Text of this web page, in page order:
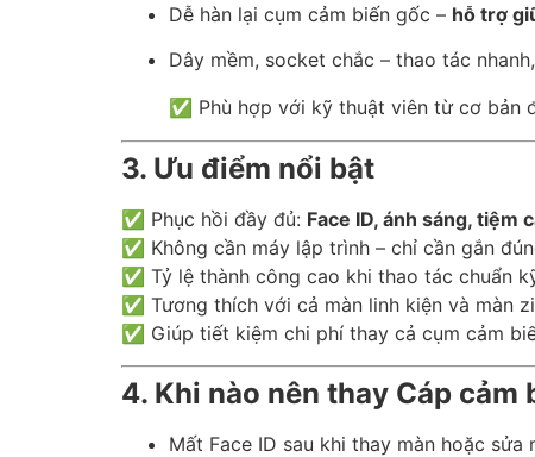
Dễ hàn lại cụm cảm biến gốc – hỗ trợ
Dây mềm, socket chắc – thao tác
✅ Phù hợp với kỹ thuật viên từ cơ bản
3. Ưu điểm nổi bật
✅ Phục hồi đầy đủ: Face ID, ánh sáng, tiệm
✅ Không cần máy lập trình – chỉ cần gắn
✅ Tỷ lệ thành công cao khi thao tác chuẩn
✅ Tương thích với cả màn linh kiện và màn
✅ Giúp tiết kiệm chi phí thay cả cụm cảm
4. Khi nào nên thay Cáp cảm
Mất Face ID sau khi thay màn hoặc sửa